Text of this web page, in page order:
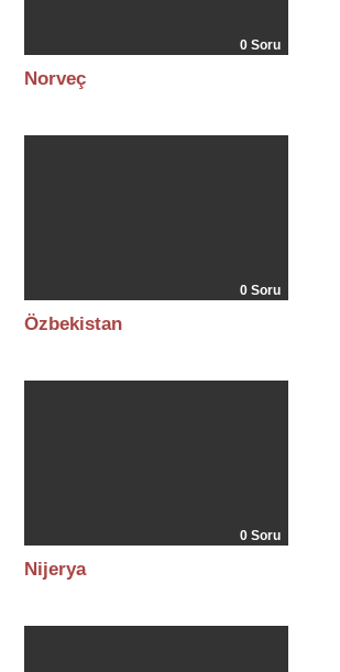
0 Soru
Norveç
0 Soru
Özbekistan
0 Soru
Nijerya